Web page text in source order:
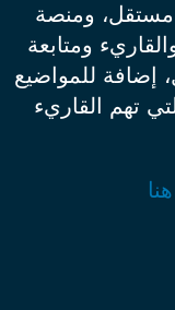
مستقل، ومنصة
ومتابعة
إضافة للمواضيع
تهم القاريء